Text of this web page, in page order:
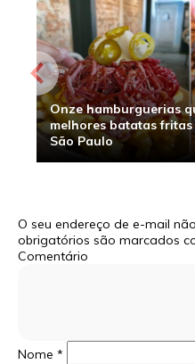
Onze hamburguerias
melhores batatas
São Paulo
O seu endereço de e-mail
obrigatórios são marcados
Comentário
Nome *